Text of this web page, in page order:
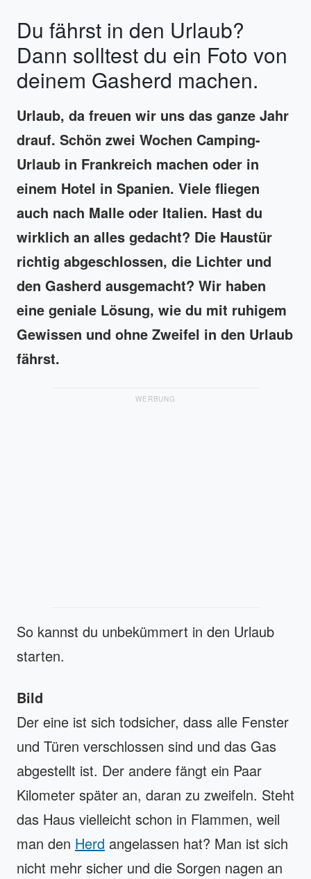
Du fährst in den Urlaub?
Dann solltest du ein Foto von
deinem Gasherd machen.
Urlaub, da freuen wir uns das ganze Jahr
drauf. Schön zwei Wochen Camping-
Urlaub in Frankreich machen oder in
einem Hotel in Spanien. Viele fliegen
auch nach Malle oder Italien. Hast du
wirklich an alles gedacht? Die Haustür
richtig abgeschlossen, die Lichter und
den Gasherd ausgemacht? Wir haben
eine geniale Lösung, wie du mit ruhigem
Gewissen und ohne Zweifel in den Urlaub
fährst.
WERBUNG
So kannst du unbekümmert in den Urlaub
starten.
Bild
Der eine ist sich todsicher, dass alle Fenster
und Türen verschlossen sind und das Gas
abgestellt ist. Der andere fängt ein Paar
Kilometer später an, daran zu zweifeln. Steht
das Haus vielleicht schon in Flammen, weil
man den Herd angelassen hat? Man ist sich
nicht mehr sicher und die Sorgen nagen an